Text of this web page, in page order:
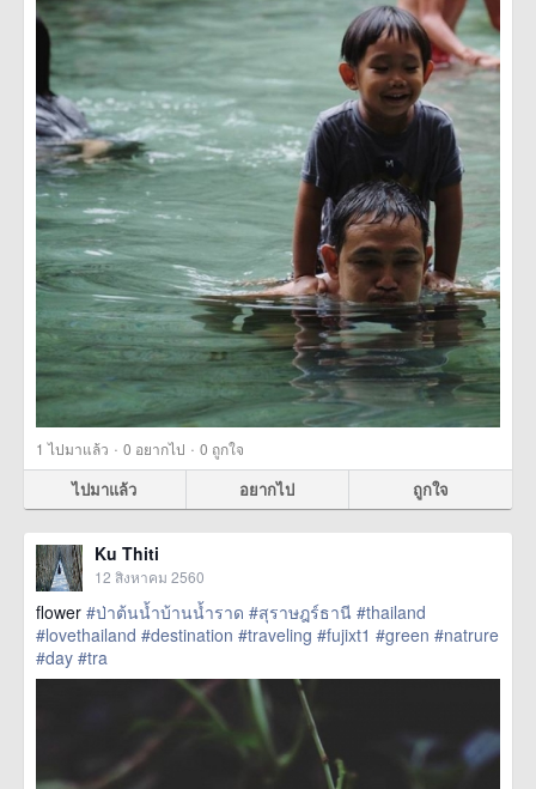
1 ไปมาแล้ว · 0 อยากไป · 0 ถูกใจ
ไปมาแล้ว อยากไป ถูกใจ
Ku Thiti
12 สิงหาคม 2560
flower #ป่าต้นน้ำบ้านน้ำราด #สุราษฎร์ธานี #thailand
#lovethailand #destination #traveling #fujixt1 #green #natrure
#day #tra
href=https://m.thetrippacker.com/th/image/location/208592>